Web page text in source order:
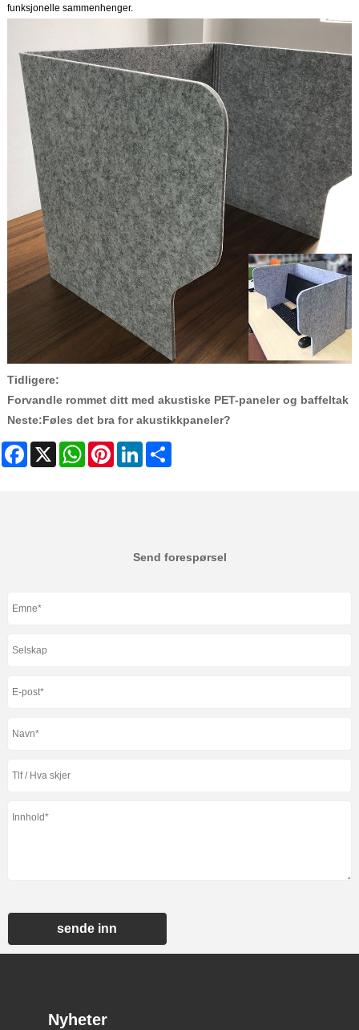
funksjonelle sammenhenger.
Tidligere:
Forvandle rommet ditt med akustiske PET-paneler og baffeltak
Neste:Føles det bra for akustikkpaneler?
Facebook WhatsAppPinterestLinkedIn
Send forespørsel
sende inn
Nyheter